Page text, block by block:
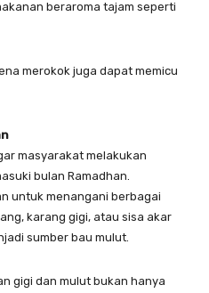
beraroma tajam seperti
merokok juga dapat memicu
masyarakat melakukan
bulan Ramadhan.
untuk menangani berbagai
karang gigi, atau sisa akar
sumber bau mulut.
gigi dan mulut bukan hanya